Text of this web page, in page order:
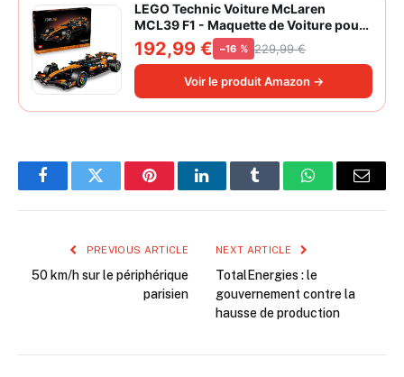
LEGO Technic Voiture McLaren
MCL39 F1 - Maquette de Voiture pour
Adulte - Set de Construction Formule 1
Collector - Moteur V6 & Différentiel -
Idée Cadeau pour Fans de Sport
Automobile 42228
192,99 € −16 % 229,99 €
Voir le produit Amazon →
FacebookTwitter PinterestLinkedInTumblr WhatsAppEmail
PREVIOUS ARTICLE
50 km/h sur le périphérique
parisien
NEXT ARTICLE
TotalEnergies : le
gouvernement contre la
hausse de production